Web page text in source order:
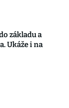
základu a
Ukáže i na